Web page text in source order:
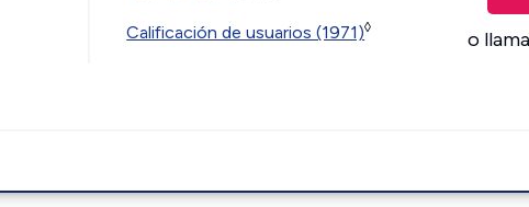
Calificación de usuarios (1971)◊ o